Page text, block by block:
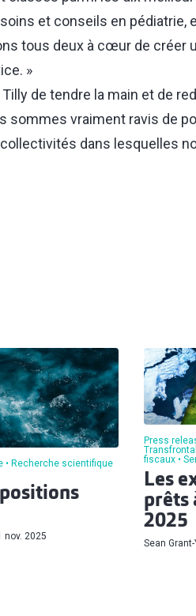
et conseils en pédiatrie,
tous deux à cœur de créer
»
de tendre la main et de
sommes vraiment ravis de
dans lesquelles
Recherche scientifique
nov. 2025
Press
fiscaux
Les
prêts
2025
Sean